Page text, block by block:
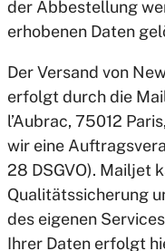
der Abbestellung
erhobenen Daten
Der Versand von
erfolgt durch die
l’Aubrac, 75012
wir eine
28 DSGVO). Mailjet
Qualitätssicherung
des eigenen
Ihrer Daten erfolgt